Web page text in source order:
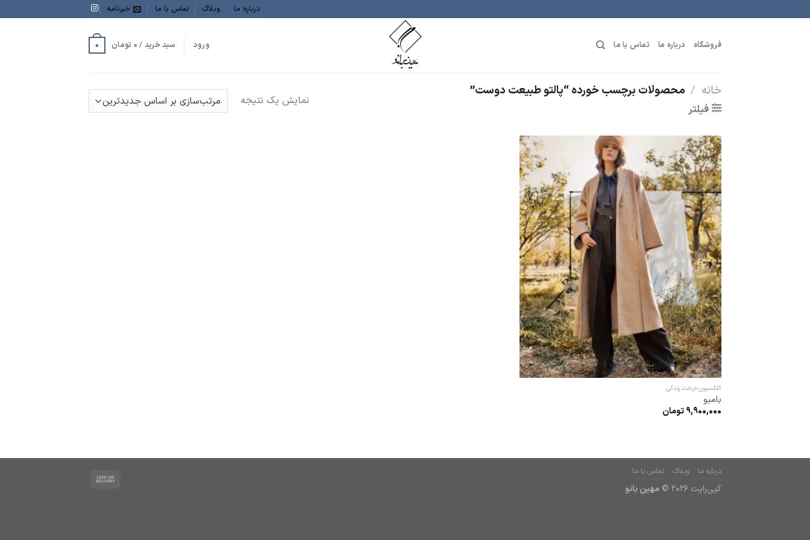
به
درباره ما وبلاگ تماس با ما خبرنامه
فروشگاه درباره ما تماس با ما ورود سبد خرید / 0 تومان 0
خانه / محصولات برچسب خورده “پالتو طبیعت دوست”
فیلتر
نمایش یک نتیجه
افزودن
علاقه
مندی
ها
کلکسیون درخت زندگی
بامبو
9,900,000تومان
درباره ما وبلاگ تماس با ما
کپی‌رایت 2026 © مهین بانو